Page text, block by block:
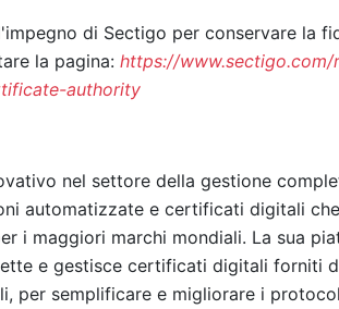
di Sectigo per conservare la
la pagina: https://
authority
nel settore della gestione
automatizzate e certificati digitali
i maggiori marchi mondiali. La sua
e gestisce certificati digitali forniti
per semplificare e migliorare i